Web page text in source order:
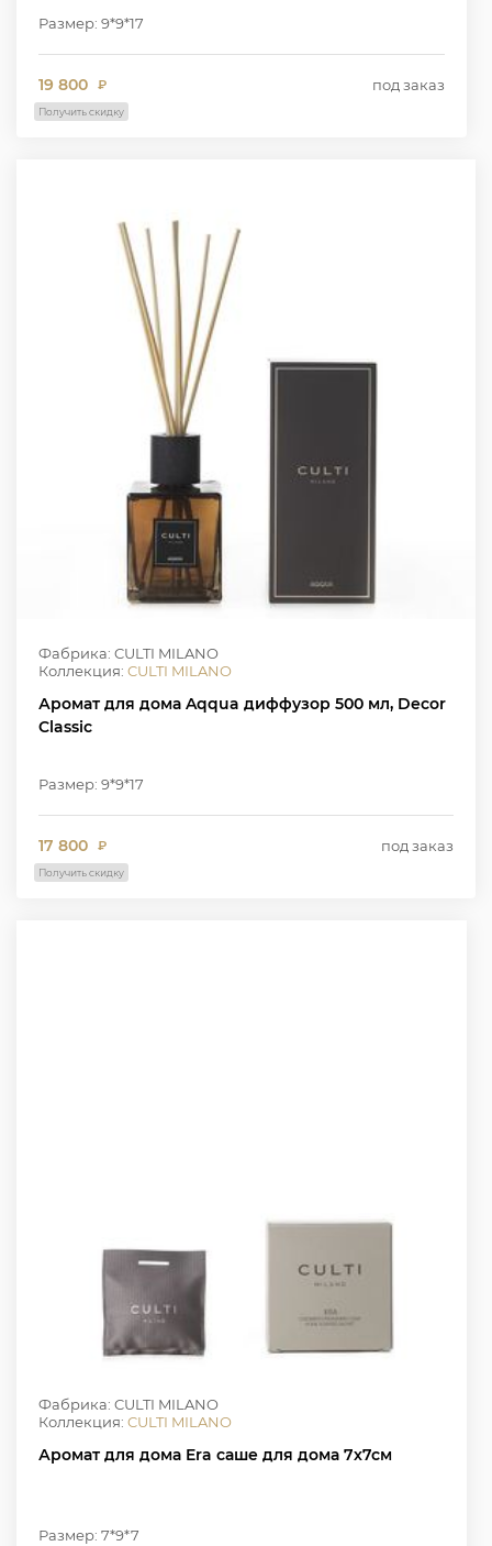
Размер: 9*9*17
19 800 ₽ под заказ
Получить скидку
Фабрика: CULTI MILANO
Коллекция: CULTI MILANO
Аромат для дома Aqqua диффузор 500 мл, Decor
Classic
Размер: 9*9*17
17 800 ₽ под заказ
Получить скидку
Фабрика: CULTI MILANO
Коллекция: CULTI MILANO
Аромат для дома Era саше для дома 7х7см
Размер: 7*9*7